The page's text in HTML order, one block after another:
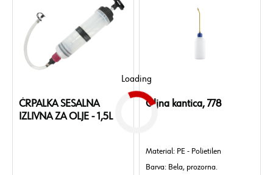
Loading
ČRPALKA SESALNA
IZLIVNA ZA OLJE - 1,5L
Oljna kantica, 778
Material: PE - Polietilen
Barva: Bela, prozorna.